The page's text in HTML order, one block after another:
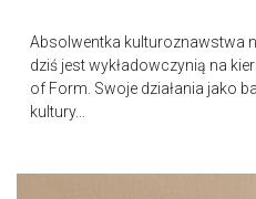
Absolwentka kulturoznawstwa
dziś jest wykładowczynią na
of Form. Swoje działania jako
kultury...